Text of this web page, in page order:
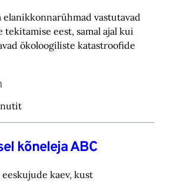
vastutavad
eest, samal ajal kui
ökoloogiliste katastroofide
kõneleja ABC
kaev, kust